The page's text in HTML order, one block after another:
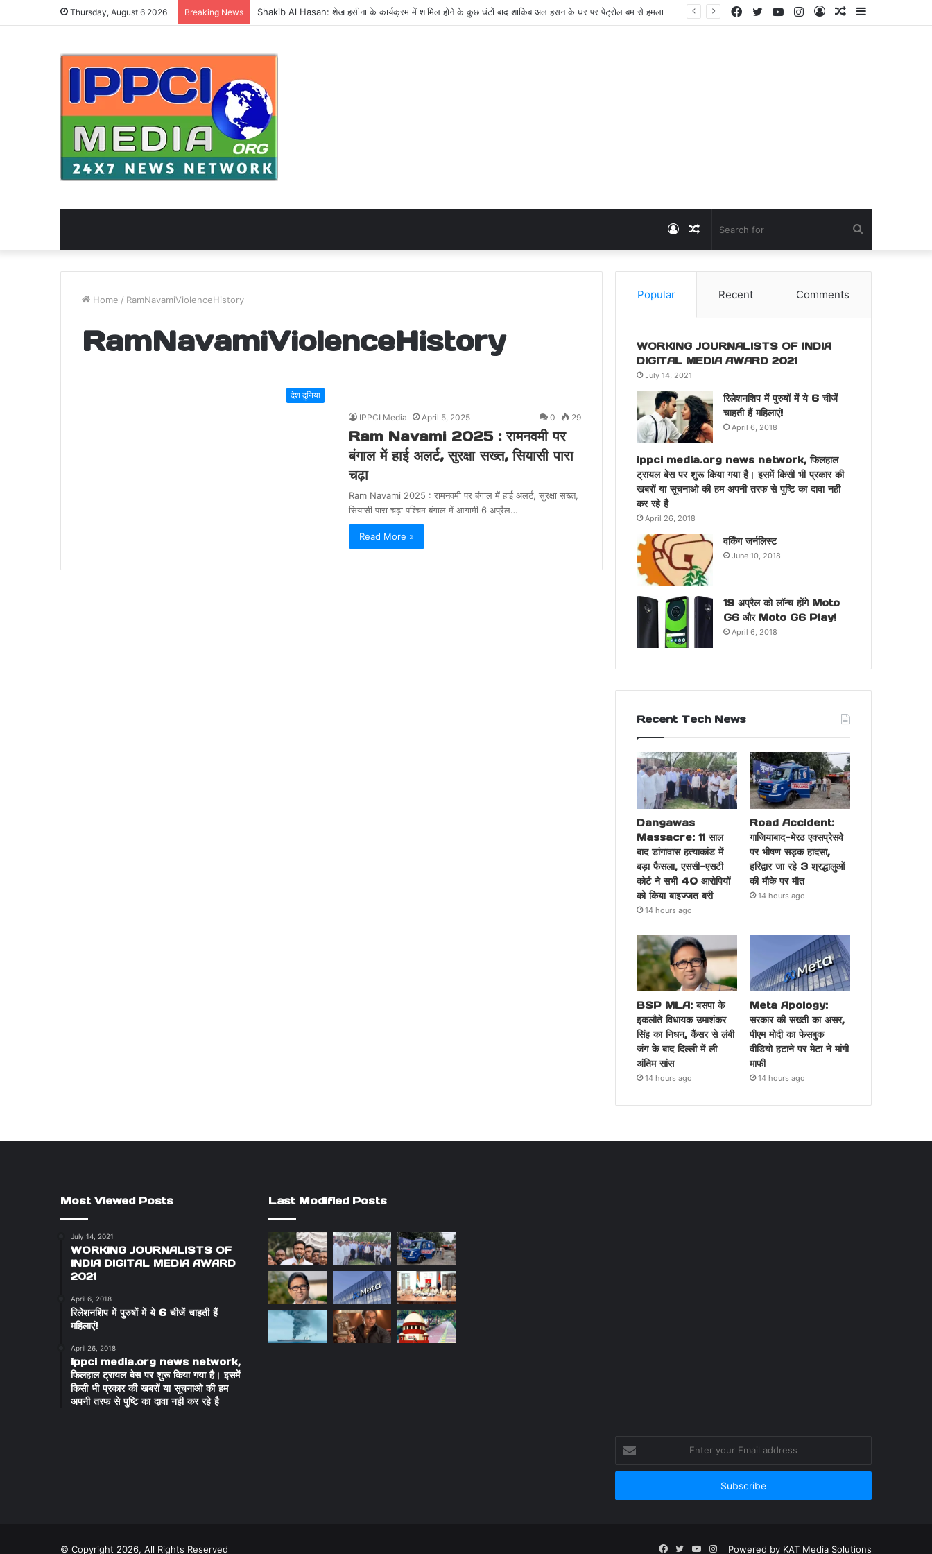
Thursday, August 6 2026 Breaking News Sidebar
Random
Log
Instagram
YouTube
Twitter
Facebook
for
Random
Article
Log
In
Home / RamNavamiViolenceHistory
RamNavamiViolenceHistory
देश दुनिया
IPPCI Media April 5, 2025 0 29
Ram Navami 2025 : रामनवमी पर
बंगाल में हाई अलर्ट, सुरक्षा सख्त, सियासी पारा
चढ़ा
Ram Navami 2025 : रामनवमी पर बंगाल में हाई अलर्ट, सुरक्षा सख्त,
सियासी पारा चढ़ा पश्चिम बंगाल में आगामी 6 अप्रैल…
Read More »
Popular Recent Comments
WORKING JOURNALISTS OF INDIA
DIGITAL MEDIA AWARD 2021
July 14, 2021
रिलेशनशिप में पुरुषों में ये 6 चीजें
चाहती हैं महिलाएं!
April 6, 2018
ippci media.org news network, फिलहाल
ट्रायल बेस पर शुरू किया गया है। इसमें किसी भी प्रकार की
खबरों या सूचनाओ की हम अपनी तरफ से पुष्टि का दावा नही
कर रहे है
April 26, 2018
वर्किंग जर्नलिस्ट
June 10, 2018
19 अप्रैल को लॉन्च होंगे Moto
G6 और Moto G6 Play!
April 6, 2018
Recent Tech News
Dangawas
Massacre: 11 साल
बाद डांगावास हत्याकांड में
बड़ा फैसला, एससी-एसटी
कोर्ट ने सभी 40 आरोपियों
को किया बाइज्जत बरी
14 hours ago
Road Accident:
गाजियाबाद-मेरठ एक्सप्रेसवे
पर भीषण सड़क हादसा,
हरिद्वार जा रहे 3 श्रद्धालुओं
की मौके पर मौत
14 hours ago
BSP MLA: बसपा के
इकलौते विधायक उमाशंकर
सिंह का निधन, कैंसर से लंबी
जंग के बाद दिल्ली में ली
अंतिम सांस
14 hours ago
Meta Apology:
सरकार की सख्ती का असर,
पीएम मोदी का फेसबुक
वीडियो हटाने पर मेटा ने मांगी
माफी
14 hours ago
Most Viewed Posts
July 14, 2021
WORKING JOURNALISTS OF
INDIA DIGITAL MEDIA AWARD
2021
April 6, 2018
रिलेशनशिप में पुरुषों में ये 6 चीजें चाहती हैं
महिलाएं!
April 26, 2018
ippci media.org news network,
फिलहाल ट्रायल बेस पर शुरू किया गया है। इसमें
किसी भी प्रकार की खबरों या सूचनाओ की हम
अपनी तरफ से पुष्टि का दावा नही कर रहे है
Last Modified Posts
your
Email
© Copyright 2026, All Rights Reserved Powered by KAT Media Solutions
Facebook
TwitterYouTube
Instagram